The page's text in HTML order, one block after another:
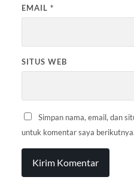
EMAIL *
SITUS WEB
Simpan nama, email, dan
untuk komentar saya berikutnya.